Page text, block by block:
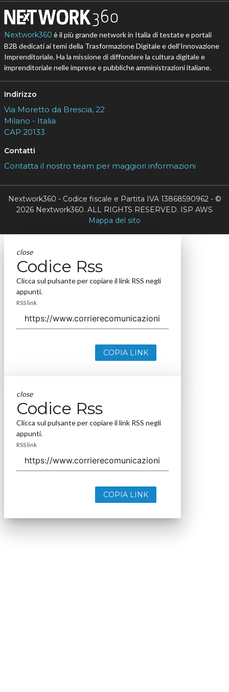
Nextwork360 è il più grande network in Italia di testate e portali
B2B dedicati ai temi della Trasformazione Digitale e dell’Innovazione
Imprenditoriale. Ha la missione di diffondere la cultura digitale e
imprenditoriale nelle imprese e pubbliche amministrazioni italiane.
Indirizzo
Via Moretto da Brescia, 22
Milano - Italia
CAP 20133
Contatti
Contatta il nostro team per maggiori informazioni
Nextwork360 - Codice fiscale e Partita IVA 13868590962 - ©
2026 Nextwork360. ALL RIGHTS RESERVED. ISP AWS
Mappa del sito
close
Codice Rss
Clicca sul pulsante per copiare il link RSS negli
appunti.
RSS link
COPIA LINK
close
Codice Rss
Clicca sul pulsante per copiare il link RSS negli
appunti.
RSS link
COPIA LINK